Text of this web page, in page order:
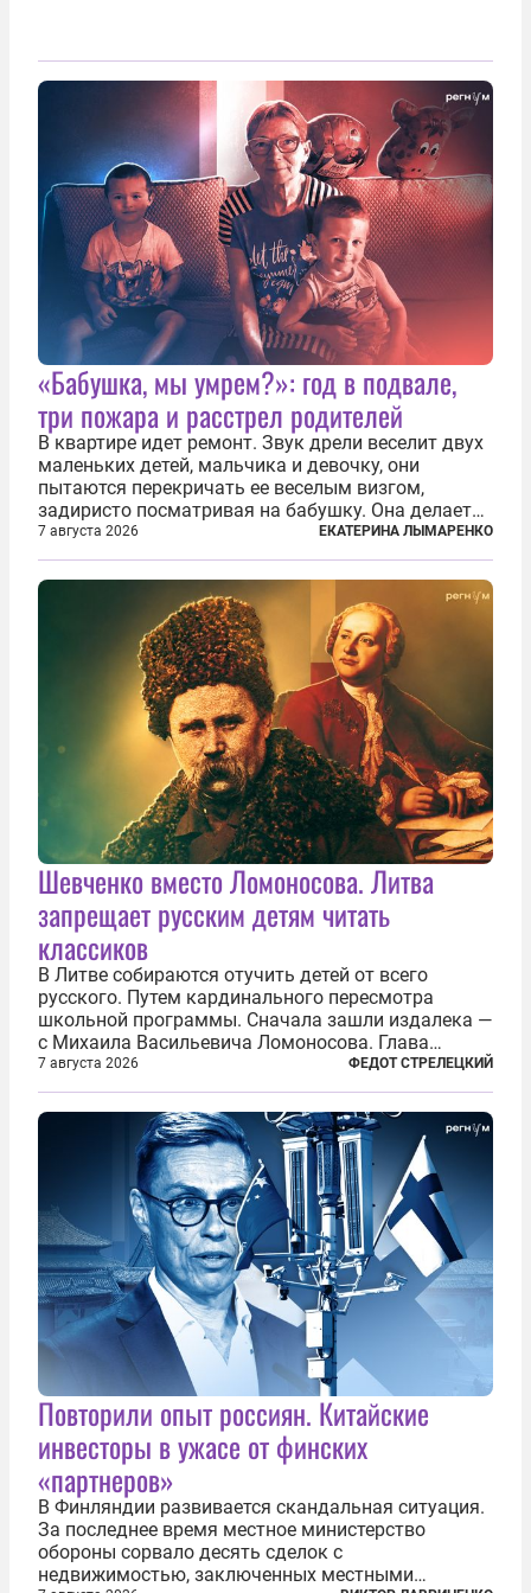
«Бабушка, мы умрем?»: год в подвале,
три пожара и расстрел родителей
В квартире идет ремонт. Звук дрели веселит двух
маленьких детей, мальчика и девочку, они
пытаются перекричать ее веселым визгом,
задиристо посматривая на бабушку. Она делает
им замечание, но внуки чувствуют, что она
сердится невсерьез. И это правда: дрель, конечно,
сверлит противно, но всё...
7 августа 2026 ЕКАТЕРИНА ЛЫМАРЕНКО
Шевченко вместо Ломоносова. Литва
запрещает русским детям читать
классиков
В Литве собираются отучить детей от всего
русского. Путем кардинального пересмотра
школьной программы. Сначала зашли издалека —
с Михаила Васильевича Ломоносова. Глава
правительства Литвы Миндаугас Синкявичюс
предложил исключить его тексты из программ
общего образования. Мотивировал он это тем,
7 августа 2026 ФЕДОТ СТРЕЛЕЦКИЙ
Повторили опыт россиян. Китайские
инвесторы в ужасе от финских
«партнеров»
В Финляндии развивается скандальная ситуация.
За последнее время местное министерство
обороны сорвало десять сделок с
недвижимостью, заключенных местными